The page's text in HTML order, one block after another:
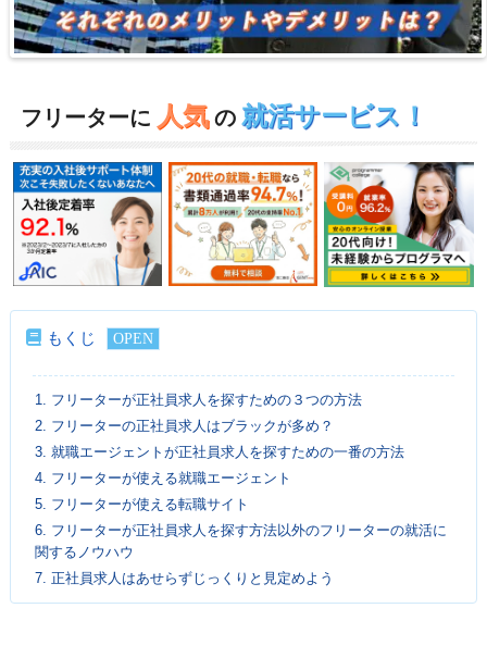
フリーターに 人気の 就活サービス！
もくじ
1. フリーターが正社員求人を探すための３つの方法
2. フリーターの正社員求人はブラックが多め？
3. 就職エージェントが正社員求人を探すための一番の方法
4. フリーターが使える就職エージェント
5. フリーターが使える転職サイト
6. フリーターが正社員求人を探す方法以外のフリーターの就活に
関するノウハウ
7. 正社員求人はあせらずじっくりと見定めよう